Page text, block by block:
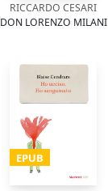
RICCARDO CESARI
DON LORENZO MILANI
EPUB